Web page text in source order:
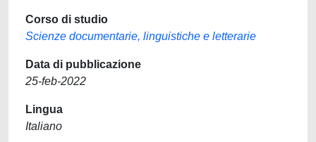
Corso di studio
Scienze documentarie, linguistiche e letterarie
Data di pubblicazione
25-feb-2022
Lingua
Italiano